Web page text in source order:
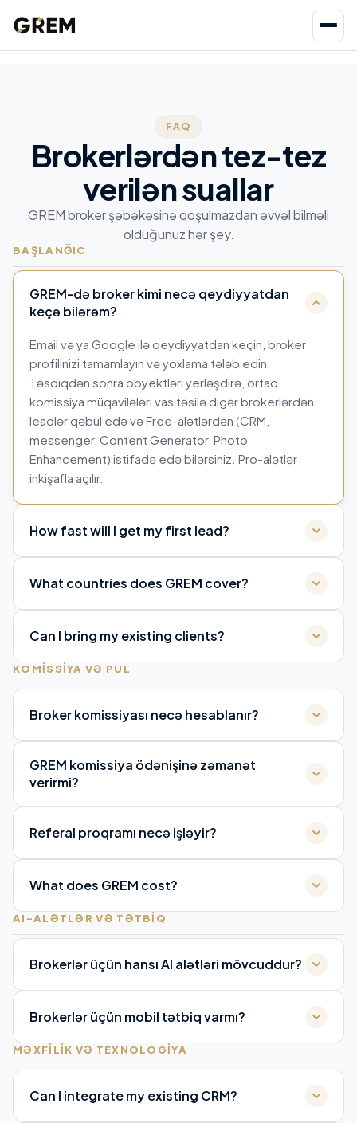
FAQ
Brokerlərdən tez-tez
verilən suallar
GREM broker şəbəkəsinə qoşulmazdan əvvəl bilməli
olduğunuz hər şey.
BAŞLANĞIC
GREM-də broker kimi necə qeydiyyatdan
keçə bilərəm?
Email və ya Google ilə qeydiyyatdan keçin, broker
profilinizi tamamlayın və yoxlama tələb edin.
Təsdiqdən sonra obyektləri yerləşdirə, ortaq
komissiya müqavilələri vasitəsilə digər brokerlərdən
leadlər qəbul edə və Free-alətlərdən (CRM,
messenger, Content Generator, Photo
Enhancement) istifadə edə bilərsiniz. Pro-alətlər
inkişafla açılır.
How fast will I get my first lead?
What countries does GREM cover?
Can I bring my existing clients?
KOMISSIYA VƏ PUL
Broker komissiyası necə hesablanır?
GREM komissiya ödənişinə zəmanət
verirmi?
Referal proqramı necə işləyir?
What does GREM cost?
AI-ALƏTLƏR VƏ TƏTBIQ
Brokerlər üçün hansı AI alətləri mövcuddur?
Brokerlər üçün mobil tətbiq varmı?
MƏXFILIK VƏ TEXNOLOGIYA
Can I integrate my existing CRM?